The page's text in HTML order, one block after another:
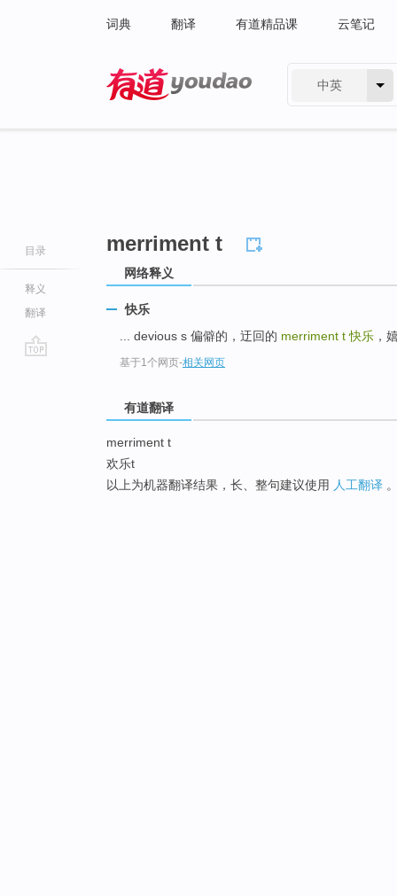
词典 翻译 有道精品课 云笔记
中英
目录
释义
翻译
merriment t
网络释义
快乐
... devious s 偏僻的，迂回的 merriment t快乐 ，
基于1个网页-相关网页
有道翻译
merriment t
欢乐t
以上为机器翻译结果，长、整句建议使用 人工翻译